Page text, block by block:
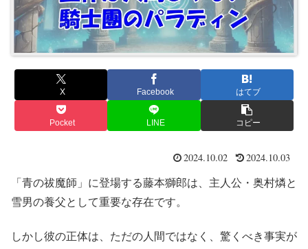
X Facebook はてブ
Pocket LINE コピー
2024.10.02 2024.10.03
「青の祓魔師」に登場する藤本獅郎は、主人公・奥村燐と
雪男の養父として重要な存在です。
しかし彼の正体は、ただの人間ではなく、驚くべき事実が